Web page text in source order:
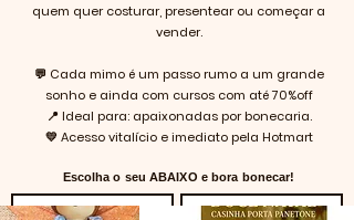
quem quer costurar, presentear ou começar a
vender.
💬 Cada mimo é um passo rumo a um grande
sonho e ainda com cursos com até 70%off
📍 Ideal para: apaixonadas por bonecaria.
💛 Acesso vitalício e imediato pela Hotmart
Escolha o seu ABAIXO e bora bonecar!